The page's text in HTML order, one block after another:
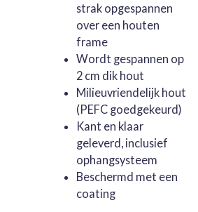
strak opgespannen
over een houten
frame
Wordt gespannen op
2 cm dik hout
Milieuvriendelijk hout
(PEFC goedgekeurd)
Kant en klaar
geleverd, inclusief
ophangsysteem
Beschermd met een
coating